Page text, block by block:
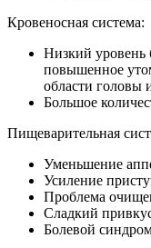
Кровеносная система:
Низкий уровень
повышенное
области головы
Большое
Пищеварительная
Уменьшение
Усиление
Проблема
Сладкий
Болевой